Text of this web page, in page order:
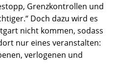
Grenzkontrollen und
Doch dazu wird es
nicht kommen, sodass
nur eines veranstalten:
verlogenen und